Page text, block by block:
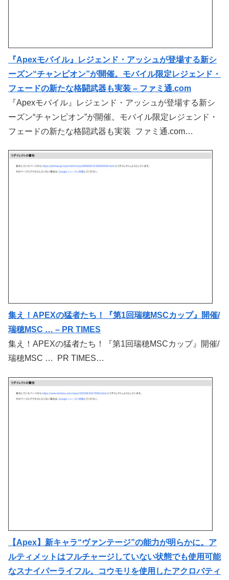
『Apexモバイル』レジェンド・アッシュが登場する新シ
ーズン“チャンピオン”が開催。モバイル限定レジェンド・
フェードの新たな格闘武器も実装 – ファミ通.com
『Apexモバイル』レジェンド・アッシュが登場する新シ
ーズン“チャンピオン”が開催。モバイル限定レジェンド・
フェードの新たな格闘武器も実装 ファミ通.com…
集え！APEXの猛者たち！『第1回瑞穂MSCカップ』開催/
瑞穂MSC … – PR TIMES
集え！APEXの猛者たち！『第1回瑞穂MSCカップ』開催/
瑞穂MSC … PR TIMES…
【Apex】新キャラ“ヴァンテージ”の能力が明らかに。ア
ルティメットはフルチャージしていない状態でも使用可能
なスナイパーライフル。コウモリを使用したアクロバティ